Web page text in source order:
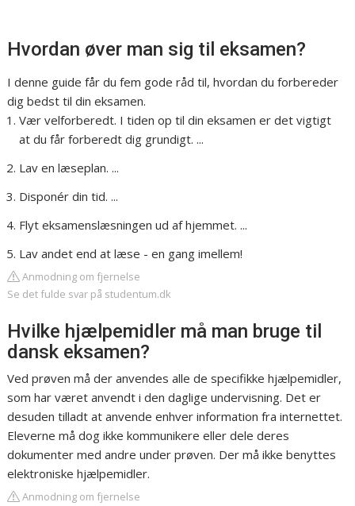
Hvordan øver man sig til eksamen?
I denne guide får du fem gode råd til, hvordan du forbereder
dig bedst til din eksamen.
Vær velforberedt. I tiden op til din eksamen er det vigtigt
at du får forberedt dig grundigt. ...
Lav en læseplan. ...
Disponér din tid. ...
Flyt eksamenslæsningen ud af hjemmet. ...
Lav andet end at læse - en gang imellem!
Anmodning om fjernelse
Se det fulde svar på studentum.dk
Hvilke hjælpemidler må man bruge til
dansk eksamen?
Ved prøven må der anvendes alle de specifikke hjælpemidler,
som har været anvendt i den daglige undervisning. Det er
desuden tilladt at anvende enhver information fra internettet.
Eleverne må dog ikke kommunikere eller dele deres
dokumenter med andre under prøven. Der må ikke benyttes
elektroniske hjælpemidler.
Anmodning om fjernelse